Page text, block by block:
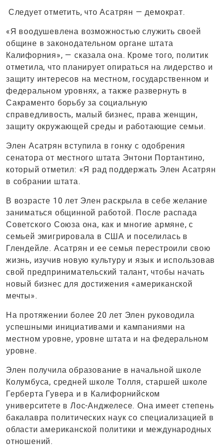
Следует отметить, что Асатрян — демократ.
«Я воодушевлена возможностью служить своей
общине в законодательном органе штата
Калифорния», — сказала она. Кроме того, политик
отметила, что планирует опираться на лидерство и
защиту интересов на местном, государственном и
федеральном уровнях, а также развернуть в
Сакраменто борьбу за социальную
справедливость, малый бизнес, права женщин,
защиту окружающей среды и работающие семьи.
Элен Асатрян вступила в гонку с одобрения
сенатора от местного штата Энтони Портантино,
который отметил: «Я рад поддержать Элен Асатрян
в собрании штата.
В возрасте 10 лет Элен раскрыла в себе желание
заниматься общинной работой. После распада
Советского Союза она, как и многие армяне, с
семьей эмигрировала в США и поселилась в
Глендейле. Асатрян и ее семья перестроили свою
жизнь, изучив новую культуру и язык и использовав
свой предпринимательский талант, чтобы начать
новый бизнес для достижения «американской
мечты».
На протяжении более 20 лет Элен руководила
успешными инициативами и кампаниями на
местном уровне, уровне штата и на федеральном
уровне.
Элен получила образование в начальной школе
Колумбуса, средней школе Толля, старшей школе
Герберта Гувера и в Калифорнийском
университете в Лос-Анджелесе. Она имеет степень
бакалавра политических наук со специализацией в
области американской политики и международных
отношений.